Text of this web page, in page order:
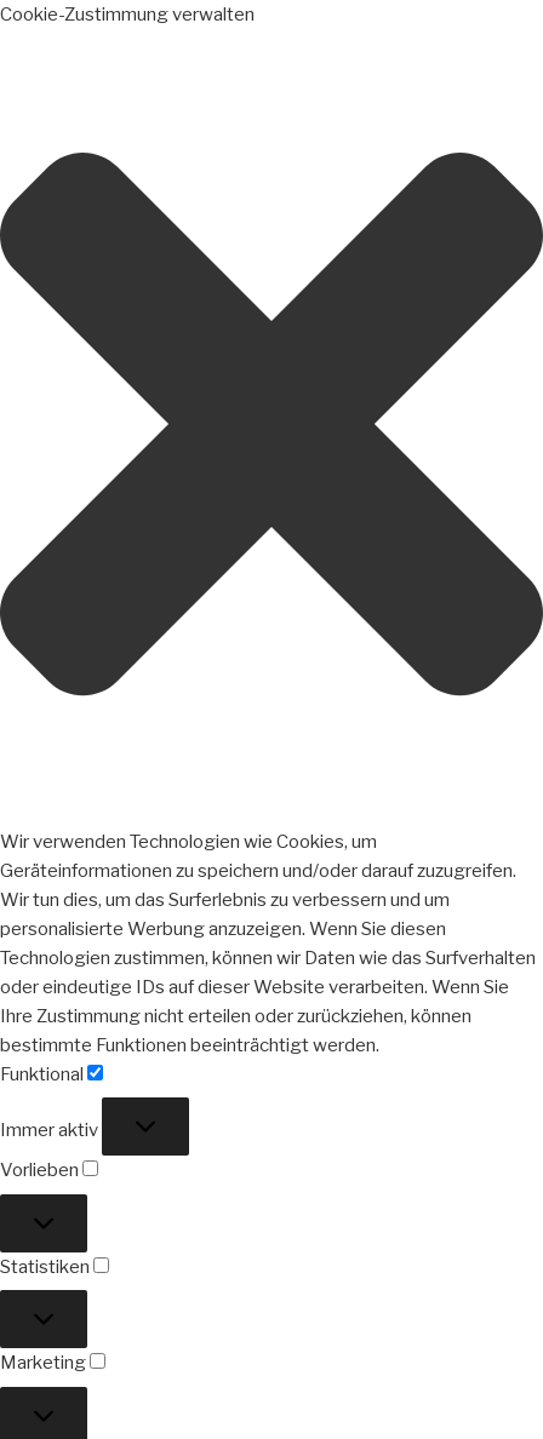
Cookie-Zustimmung verwalten
Wir verwenden Technologien wie Cookies, um
Geräteinformationen zu speichern und/oder darauf zuzugreifen.
Wir tun dies, um das Surferlebnis zu verbessern und um
personalisierte Werbung anzuzeigen. Wenn Sie diesen
Technologien zustimmen, können wir Daten wie das Surfverhalten
oder eindeutige IDs auf dieser Website verarbeiten. Wenn Sie
Ihre Zustimmung nicht erteilen oder zurückziehen, können
bestimmte Funktionen beeinträchtigt werden.
Funktional
Immer aktiv
Vorlieben
Statistiken
Marketing